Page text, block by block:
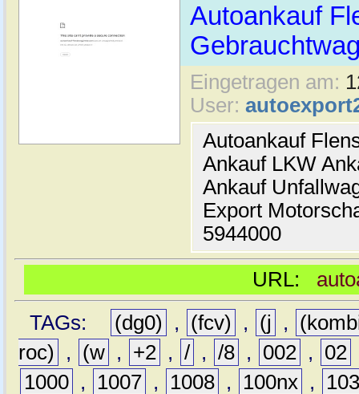
Autoankauf
Eingetragen am:
User:
Autoankauf
Ankauf LKW
Ankauf
Export
5944000
URL:
TAGs:
(dg0) , (fcv) , (j ,
roc)
, (w , +2 , / , /8 , 002 , 02
1000 , 1007 , 1008 , 100nx ,